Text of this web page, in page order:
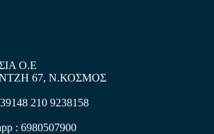
Ο.Ε
67, Ν.ΚΟΣΜΟΣ
210 9238158
: 6980507900